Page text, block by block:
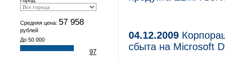
Средняя цена: 57 958
рублей
До 50 000
97
04.12.2009
сбыта на Microsoft